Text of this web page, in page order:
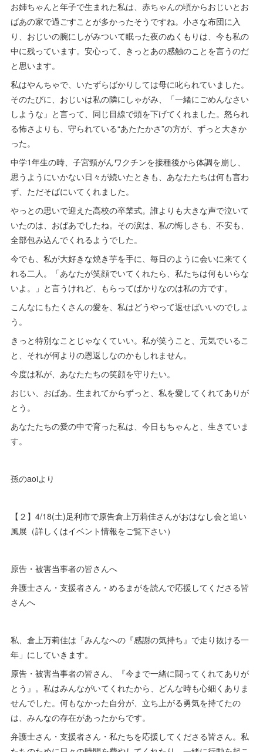
お姉ちゃんと年子で生まれた私は、赤ちゃんの頃からおじいとお
ばあの家で過ごすことが多かったそうですね。小さな布団に入
り、おじいの腕にしがみついて眠った夜のぬくもりは、今も私の
中に残っています。安心って、きっとあの感触のことを言うのだ
と思います。
私はやんちゃで、いたずらばかりしては母に叱られていました。
そのたびに、おじいは私の隣にしゃがみ、「一緒にごめんなさい
しような」と言って、同じ目線で頭を下げてくれました。怒られ
る怖さよりも、守られている“あたたかさ”の方が、ずっと大きか
った。
中学1年生の時、子宮頸がんワクチンを接種後から体調を崩し、
思うようにいかない日々が続いたときも、あなたたちは何も言わ
ず、ただそばにいてくれました。
やっとの思いで迎えた高校の卒業式。誰よりも大きな声で泣いて
いたのは、おばあでしたね。その涙は、私の悔しさも、不安も、
全部包み込んでくれるようでした。
今でも、私が大好きな焼き芋を手に、毎日のように会いに来てく
れる二人。「あなたが笑顔でいてくれたら、私たちは何もいらな
いよ。」と言うけれど、もらってばかりなのは私の方です。
こんなにもたくさんの愛を、私はどうやって返せばいいのでしょ
う。
きっと特別なことじゃなくていい。私が笑うこと、元気でいるこ
と、それが何よりの恩返しなのかもしれません。
今度は私が、あなたたちの笑顔を守りたい。
おじい、おばあ。生まれてからずっと、私を愛してくれてありが
とう。
あなたたちの愛の中で育った私は、今日もちゃんと、生きていま
す。
孫のaoiより
【２】4/18(土)足利市で原告倉上万莉佳さんがおはなし会と追い
風展（詳しくはイベント情報をご覧下さい）
原告・被害当事者の皆さんへ
弁護士さん・支援者さん・めるまがを読んで応援してくださる皆
さんへ
私、倉上万莉佳は「みんなへの『感謝の気持ち』で走り抜ける一
年」にしていきます。
原告・被害当事者の皆さん、『今まで一緒に闘ってくれてありが
とう』。私はみんながいてくれたから、どんな時も心細くありま
せんでした。何もなかった自分が、立ち上がる勇気を持てたの
は、みんなの存在があったからです。
弁護士さん・支援者さん・私たちを応援してくださる皆さん。私